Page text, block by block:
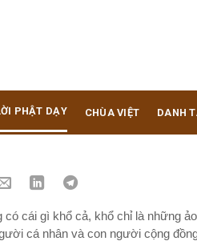
PHẬT DẠY CHÙA VIỆT DANH
có cái gì khổ cả, khổ chỉ là những
cá nhân và con người cộng